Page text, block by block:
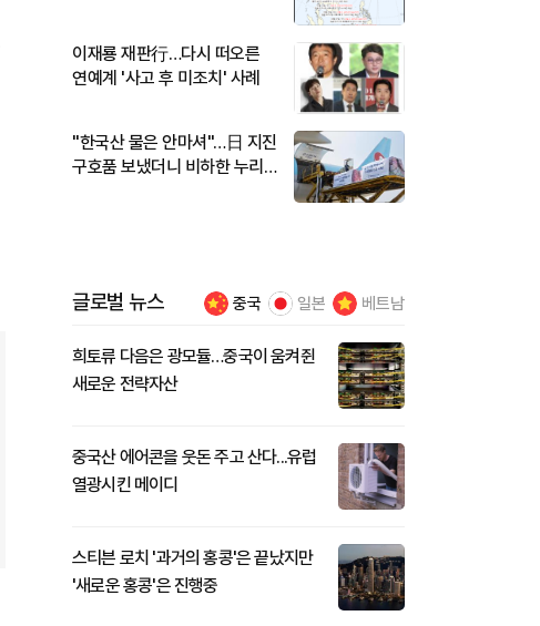
이재룡 재판行…다시 떠오른
연예계 '사고 후 미조치' 사례
"한국산 물은 안마셔"…日 지진
구호품 보냈더니 비하한 누리
글로벌 뉴스 중국 일본 베트남
희토류 다음은 광모듈…중국이 움켜쥔
새로운 전략자산
중국산 에어콘을 웃돈 주고 산다...유럽
열광시킨 메이디
스티븐 로치 '과거의 홍콩'은 끝났지만
'새로운 홍콩'은 진행중